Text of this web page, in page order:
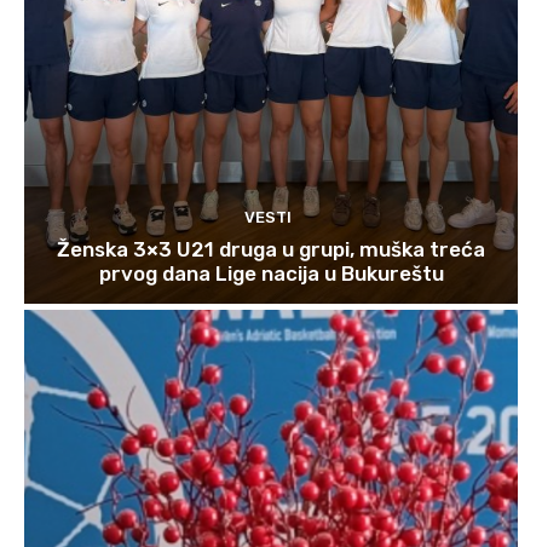
VESTI
Ženska 3×3 U21 druga u grupi, muška treća
prvog dana Lige nacija u Bukureštu